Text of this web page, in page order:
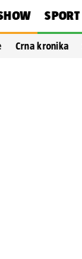
SPORT
Crna kronika